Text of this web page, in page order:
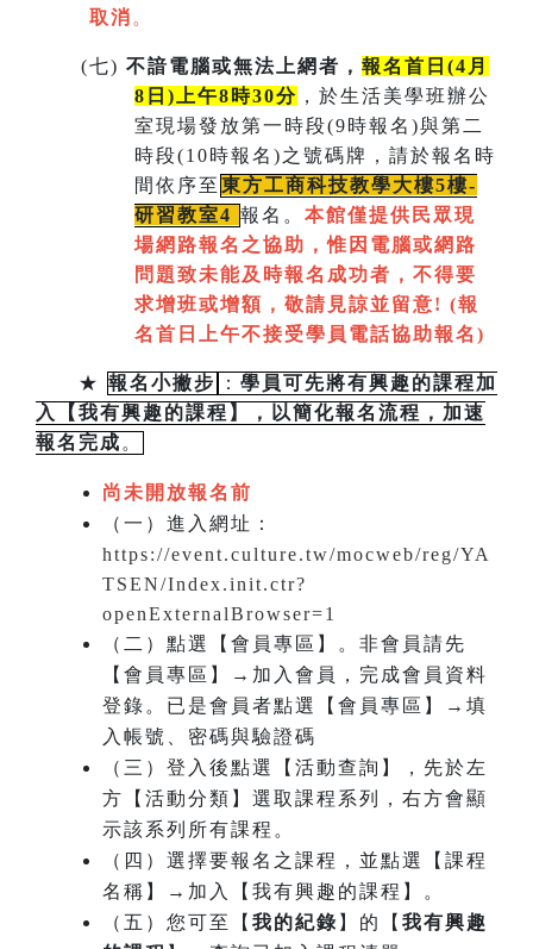
取消 。
(七) 不諳電腦或無法上網者， 報名首日(4月
8日)上午8時30分 ，於生活美學班辦公
室現場發放第一時段(9時報名)與第二
時段(10時報名)之號碼牌，請於報名時
間依序至 東方工商科技教學大樓5樓-
研習教室4 報名。本館僅提供民眾現
場網路報名之協助，惟因電腦或網路
問題致未能及時報名成功者，不得要
求增班或增額，敬請見諒並留意! (報
名首日上午不接受學員電話協助報名)
★ 報名小撇步 ： 學員可先將有興趣的課程加
入【我有興趣的課程】，以簡化報名流程，加速
報名完成 。
尚未開放報名前
（一）進入網址：
https://event.culture.tw/mocweb/reg/YA
TSEN/Index.init.ctr?
openExternalBrowser=1
（二）點選【會員專區】。非會員請先
【會員專區】→加入會員，完成會員資料
登錄。已是會員者點選【會員專區】→填
入帳號、密碼與驗證碼
（三）登入後點選【活動查詢】，先於左
方【活動分類】選取課程系列，右方會顯
示該系列所有課程。
（四）選擇要報名之課程，並點選【課程
名稱】→加入【我有興趣的課程】。
（五）您可至【 我的紀錄 】的【 我有興趣